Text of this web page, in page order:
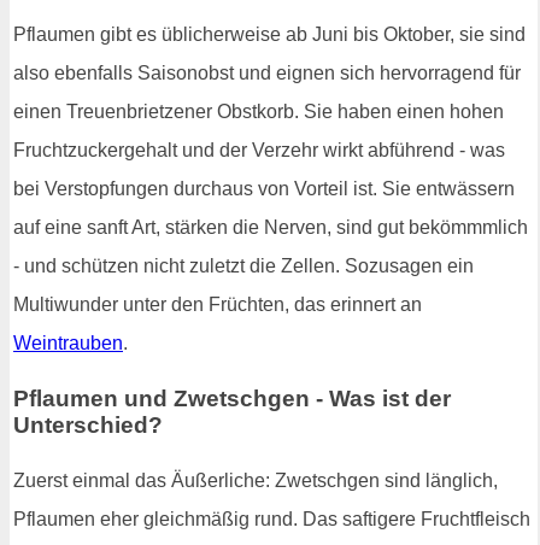
Pflaumen gibt es üblicherweise ab Juni bis Oktober, sie sind
also ebenfalls Saisonobst und eignen sich hervorragend für
einen Treuenbrietzener Obstkorb. Sie haben einen hohen
Fruchtzuckergehalt und der Verzehr wirkt abführend - was
bei Verstopfungen durchaus von Vorteil ist. Sie entwässern
auf eine sanft Art, stärken die Nerven, sind gut bekömmmlich
- und schützen nicht zuletzt die Zellen. Sozusagen ein
Multiwunder unter den Früchten, das erinnert an
Weintrauben.
Pflaumen und Zwetschgen - Was ist der
Unterschied?
Zuerst einmal das Äußerliche: Zwetschgen sind länglich,
Pflaumen eher gleichmäßig rund. Das saftigere Fruchtfleisch